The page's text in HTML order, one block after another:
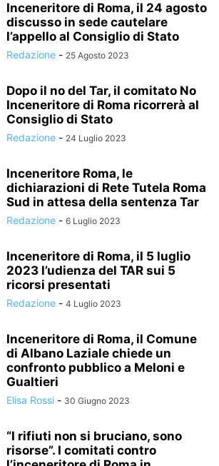
Inceneritore di Roma, il 24 agosto
discusso in sede cautelare
l’appello al Consiglio di Stato
Redazione - 25 Agosto 2023
Dopo il no del Tar, il comitato No
Inceneritore di Roma ricorrerà al
Consiglio di Stato
Redazione - 24 Luglio 2023
Inceneritore Roma, le
dichiarazioni di Rete Tutela Roma
Sud in attesa della sentenza Tar
Redazione - 6 Luglio 2023
Inceneritore di Roma, il 5 luglio
2023 l’udienza del TAR sui 5
ricorsi presentati
Redazione - 4 Luglio 2023
Inceneritore di Roma, il Comune
di Albano Laziale chiede un
confronto pubblico a Meloni e
Gualtieri
Elisa Rossi - 30 Giugno 2023
“I rifiuti non si bruciano, sono
risorse”. I comitati contro